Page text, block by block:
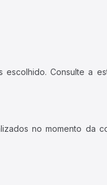
Consulte a
no momento da